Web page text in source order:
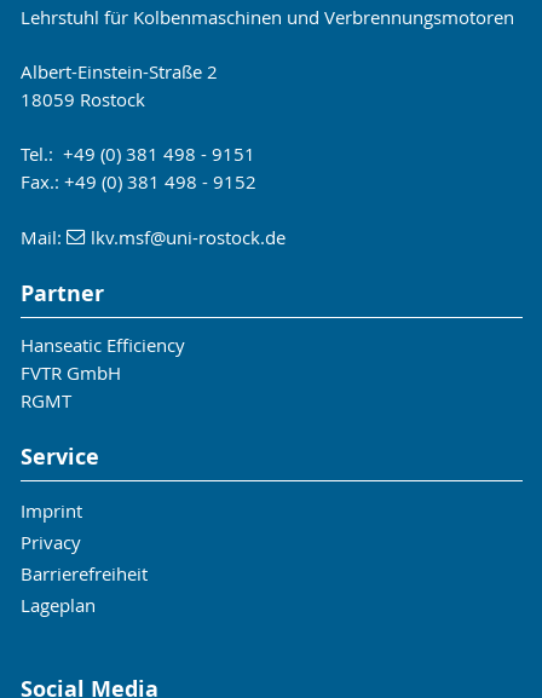
Lehrstuhl für Kolbenmaschinen und Verbrennungsmotoren
Albert-Einstein-Straße 2
18059 Rostock
Tel.: +49 (0) 381 498 - 9151
Fax.: +49 (0) 381 498 - 9152
Mail: lkv.msf@uni-rostock.de
Partner
Hanseatic Efficiency
FVTR GmbH
RGMT
Service
Imprint
Privacy
Barrierefreiheit
Lageplan
Social Media